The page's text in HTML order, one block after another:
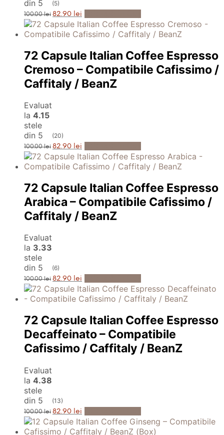
din 5 (5)
100.00lei Prețul
inițial
a
fost:
82.90 lei Prețul
curent
este:
82.90 lei.
72 Capsule Italian Coffee Espresso
Cremoso – Compatibile Cafissimo /
Caffitaly / BeanZ
Evaluat
la 4.15
stele
din 5
(20)
100.00lei Prețul
inițial
a
fost:
82.90 lei Prețul
curent
este:
82.90 lei.
72 Capsule Italian Coffee Espresso
Arabica – Compatibile Cafissimo /
Caffitaly / BeanZ
Evaluat
la 3.33
stele
din 5
(6)
100.00lei Prețul
inițial
a
fost:
82.90 lei Prețul
curent
este:
82.90 lei.
72 Capsule Italian Coffee Espresso
Decaffeinato – Compatibile
Cafissimo / Caffitaly / BeanZ
Evaluat
la 4.38
stele
din 5
(13)
100.00lei Prețul
inițial
a
fost:
82.90 lei Prețul
curent
este:
82.90 lei.